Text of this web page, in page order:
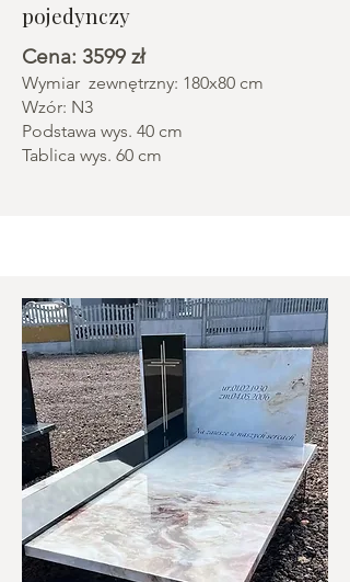
pojedynczy
Cena: 3599 zł
Wymiar zewnętrzny: 180x80 cm
Wzór: N3
Podstawa wys. 40 cm
Tablica wys. 60 cm